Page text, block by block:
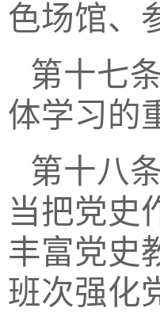
色场馆、
第十七
体学习的
第十八
当把党史
丰富党史
班次强化